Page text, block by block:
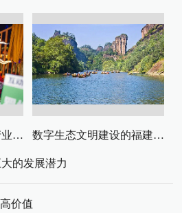
从票根经济到文旅全产业链升级 数字生态文明建设的福建路径与启示
的发展潜力
价值